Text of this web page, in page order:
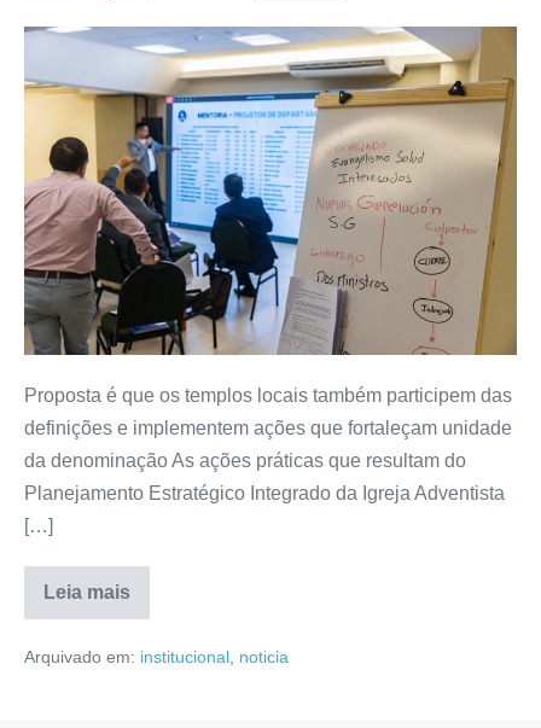
Proposta é que os templos locais também participem das
definições e implementem ações que fortaleçam unidade
da denominação As ações práticas que resultam do
Planejamento Estratégico Integrado da Igreja Adventista
[…]
Leia mais
Arquivado em: institucional noticia